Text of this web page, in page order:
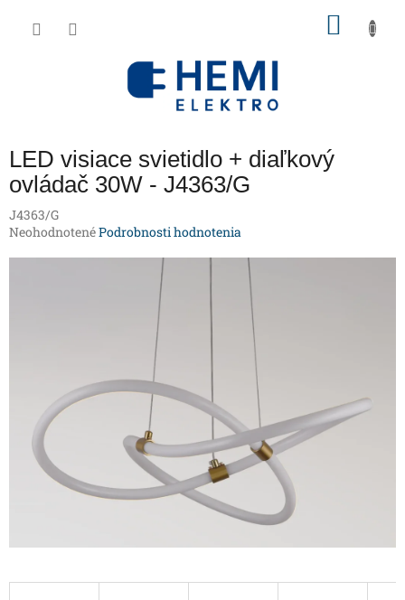
LED visiace svietidlo + diaľkový
ovládač 30W - J4363/G
J4363/G
Priemerné
NeohodnotenéPodrobnosti hodnotenia